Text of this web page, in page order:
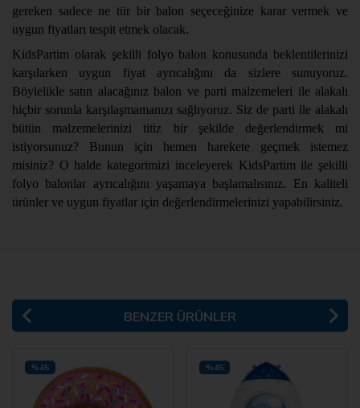
gereken sadece ne tür bir balon seçeceğinize karar vermek ve
uygun fiyatları tespit etmek olacak.
KidsPartim olarak şekilli folyo balon konusunda beklentilerinizi
karşılarken uygun fiyat ayrıcalığını da sizlere sunuyoruz.
Böylelikle satın alacağınız balon ve parti malzemeleri ile alakalı
hiçbir sorunla karşılaşmamanızı sağlıyoruz. Siz de parti ile alakalı
bütün malzemelerinizi titiz bir şekilde değerlendirmek mi
istiyorsunuz? Bunun için hemen harekete geçmek istemez
misiniz? O halde kategorimizi inceleyerek KidsPartim ile şekilli
folyo balonlar ayrıcalığını yaşamaya başlamalısınız. En kaliteli
ürünler ve uygun fiyatlar için değerlendirmelerinizi yapabilirsiniz.
BENZER ÜRÜNLER
%45 %45